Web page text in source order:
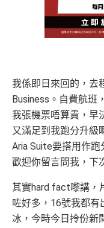
我係即日來回的，去
Business。自費航班
我張機票唔算貴，早
又滿足到我跑分升級
Aria Suite要搭用作跑
歡迎你留言問我，下
其實hard fact嚟講，
咗好多，16號我都
冰，今時今日拎份新